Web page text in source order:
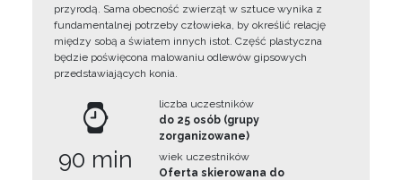
przyrodą. Sama obecność zwierząt w sztuce wynika z
fundamentalnej potrzeby człowieka, by określić relację
między sobą a światem innych istot. Część plastyczna
będzie poświęcona malowaniu odlewów gipsowych
przedstawiających konia.
90 min
liczba uczestników
do 25 osób (grupy
zorganizowane)
wiek uczestników
Oferta skierowana do